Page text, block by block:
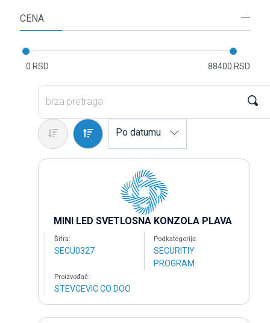
CENA
0 RSD 88400 RSD
Po datumu
MINI LED SVETLOSNA KONZOLA PLAVA
Šifra:
SECU0327
Podkategorija:
SECURITIY
PROGRAM
Proizvođač:
STEVCEVIC CO DOO